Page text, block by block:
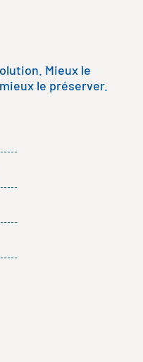
Mieux le
le préserver.